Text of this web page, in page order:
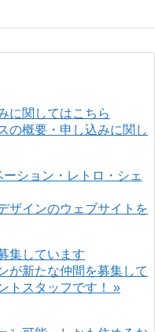
の概要・申し込みに関し
ザインのウェブサイトを
が新たな仲間を募集して
トスタッフです！ »